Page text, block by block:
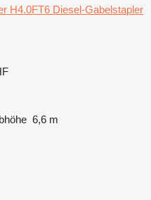
H4.0FT6 Diesel-Gabelstapler
6,6 m